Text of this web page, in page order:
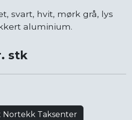
svart, hvit, mørk grå, lys
aluminium.
stk
Nortekk Taksenter